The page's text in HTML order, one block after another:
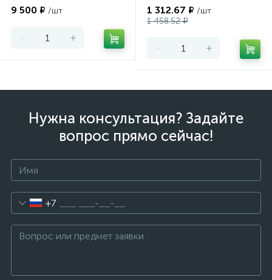
9 500 ₽ /шт
- +
1 312.67 ₽ /шт
1 458.52 ₽
- +
Нужна консультация? Задайте
вопрос прямо сейчас!
+7